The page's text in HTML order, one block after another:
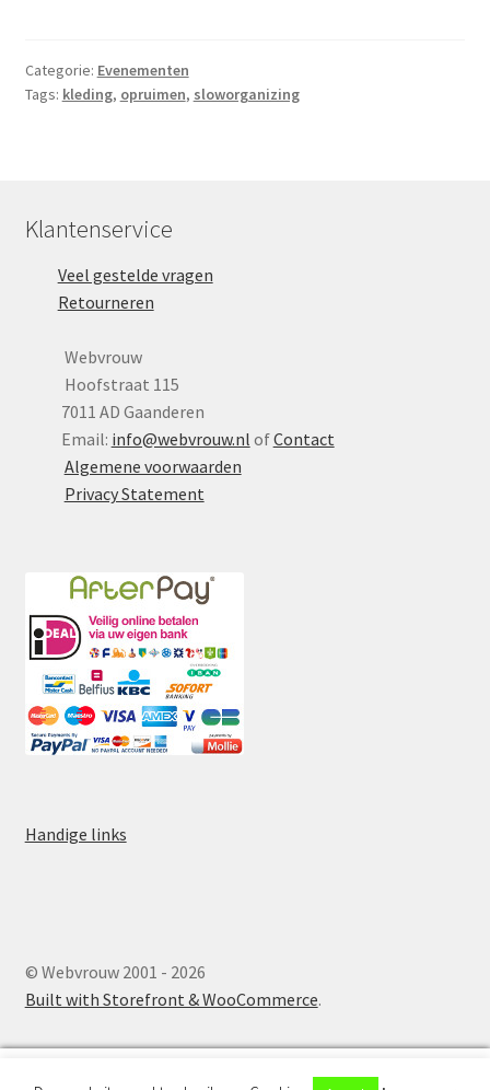
Categorie: Evenementen
Tags: kleding, opruimen, sloworganizing
Klantenservice
Veel gestelde vragen
Retourneren
Webvrouw
Hoofstraat 115
7011 AD Gaanderen
Email: info@webvrouw.nl ofContact
Algemene voorwaarden
Privacy Statement
Handige links
© Webvrouw 2001 - 2026
Built with Storefront & WooCommerce.